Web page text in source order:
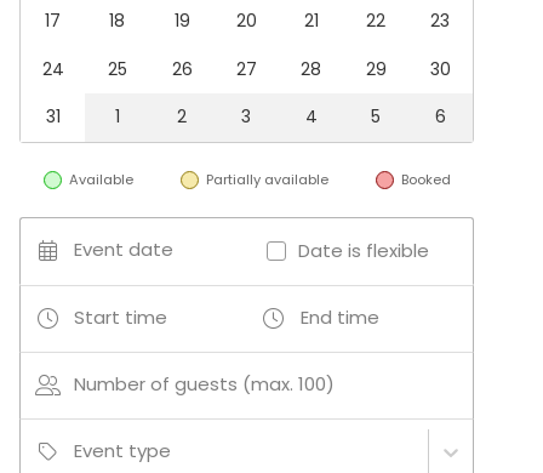
Whiteboard / Flip chart
Furniture
Event types
Wedding
Dinner / Lunch
Meeting
Conference / Seminar
Kids Party
Company Party
Family Celebration
Team building / Recreation
Venue type
17
18 19 20 21 22
23
24
25 26 27 28 29
30
31
1 2 3 4 5 6
Available Partially available Booked
Event date Date is flexible
Start time End time
Number of guests (max. 100)
Event type